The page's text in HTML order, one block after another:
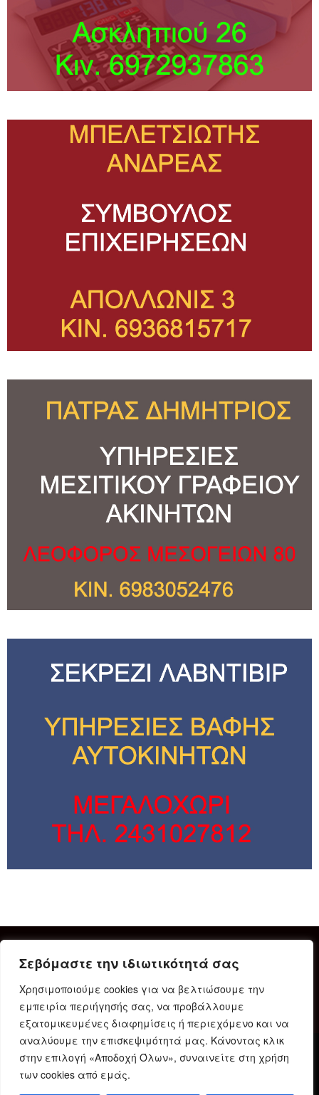
Σεβόμαστε την ιδιωτικότητά σας
Χρησιμοποιούμε cookies για να βελτιώσουμε την
εμπειρία περιήγησής σας, να προβάλλουμε
εξατομικευμένες διαφημίσεις ή περιεχόμενο και να
αναλύουμε την επισκεψιμότητά μας. Κάνοντας κλικ
στην επιλογή «Αποδοχή Όλων», συναινείτε στη χρήση
των cookies από εμάς.
Δήλωση Συμμόρφωσης Ταυτότητα
Όροι χρήσης
Πολιτική προστασίας προσωπικών δεδομένων